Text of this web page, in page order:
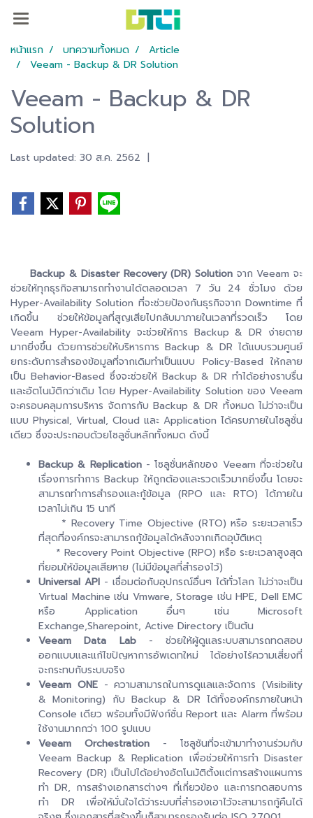
หน้าแรก บทความทั้งหมด
Article
Veeam - Backup & DR Solution
Veeam - Backup & DR
Solution
Last updated: 30 ส.ค. 2562 |
Backup & Disaster Recovery (DR) Solution จาก Veeam จะ
ช่วยให้ทุกธุรกิจสามารถทำงานได้ตลอดเวลา 7 วัน 24 ชั่วโมง ด้วย
Hyper-Availability Solution ที่จะช่วยป้องกันธุรกิจจาก Downtime ที่
เกิดขึ้น ช่วยให้ข้อมูลที่สูญเสียไปกลับมาภายในเวลาที่รวดเร็ว โดย
Veeam Hyper-Availability จะช่วยให้การ Backup & DR ง่ายดาย
มากยิ่งขึ้น ด้วยการช่วยให้บริหารการ Backup & DR ได้แบบรวมศูนย์
ยกระดับการสำรองข้อมูลที่จากเดิมทำเป็นแบบ Policy-Based ให้กลาย
เป็น Behavior-Based ซึ่งจะช่วยให้ Backup & DR ทำได้อย่างราบรื่น
และอัตโนมัติกว่าเดิม โดย Hyper-Availability Solution ของ Veeam
จะครอบคลุมการบริหาร จัดการกับ Backup & DR ทั้งหมด ไม่ว่าจะเป็น
แบบ Physical, Virtual, Cloud และ Application ได้ครบภายในโซลูชั่น
เดียว ซึ่งจะประกอบด้วยโซลูชั่นหลักทั้งหมด ดังนี้
Backup & Replication- โซลูชั่นหลักของ Veeam ที่จะช่วยใน
เรื่องการทำการ Backup ให้ถูกต้องและรวดเร็วมากยิ่งขึ้น โดยจะ
สามารถทำการสำรองและกู้ข้อมูล (RPO และ RTO) ได้ภายใน
เวลาไม่เกิน 15 นาที
* Recovery Time Objective (RTO) หรือ ระยะเวลาเร็ว
ที่สุดที่องค์กรจะสามารถกู้ข้อมูลได้หลังจากเกิดอุบัติเหตุ
* Recovery Point Objective (RPO) หรือ ระยะเวลาสูงสุด
ที่ยอมให้ข้อมูลเสียหาย (ไม่มีข้อมูลที่สำรองไว้)
Universal API - เชื่อมต่อกับอุปกรณ์อื่นๆ ได้ทั่วโลก ไม่ว่าจะเป็น
Virtual Machine เช่น Vmware, Storage เช่น HPE, Dell EMC
หรือ Application อื่นๆ เช่น Microsoft
Exchange,Sharepoint, Active Directory เป็นต้น
Veeam Data Lab- ช่วยให้ผู้ดูแลระบบสามารถทดสอบ
ออกแบบและแก้ไขปัญหาการอัพเดทใหม่ ได้อย่างไร้ความเสี่ยงที่
จะกระทบกับระบบจริง
Veeam ONE- ความสามารถในการดูแลและจัดการ (Visibility
& Monitoring) กับ Backup & DR ได้ทั้งองค์กรภายในหน้า
Console เดียว พร้อมทั้งมีฟังก์ชั่น Report และ Alarm ที่พร้อม
ใช้งานมากกว่า 100 รูปแบบ
Veeam Orchestration - โซลูชันที่จะเข้ามาทำงานร่วมกับ
Veeam Backup & Replication เพื่อช่วยให้การทำ Disaster
Recovery (DR) เป็นไปได้อย่างอัตโนมัติตั้งแต่การสร้างแผนการ
ทำ DR, การสร้างเอกสารต่างๆ ที่เกี่ยวข้อง และการทดสอบการ
ทำ DR เพื่อให้มั่นใจได้ว่าระบบที่สำรองเอาไว้จะสามารถกู้คืนได้